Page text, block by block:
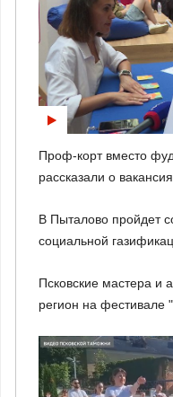
Проф-корт вместо
рассказали о
В Пыталово пройдет
социальной
Псковские мастера и
регион на фестивале